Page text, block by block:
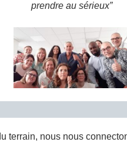
prendre au sérieux”
terrain, nous nous